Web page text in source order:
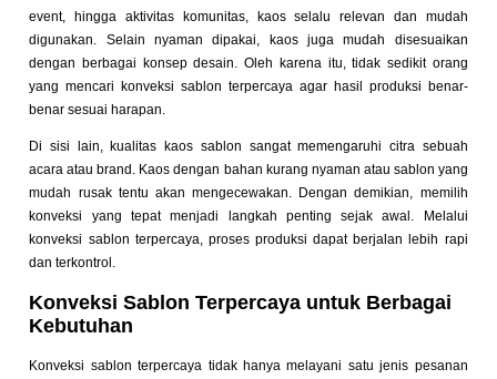
event, hingga aktivitas komunitas, kaos selalu relevan dan mudah
digunakan. Selain nyaman dipakai, kaos juga mudah disesuaikan
dengan berbagai konsep desain. Oleh karena itu, tidak sedikit orang
yang mencari konveksi sablon terpercaya agar hasil produksi benar-
benar sesuai harapan.
Di sisi lain, kualitas kaos sablon sangat memengaruhi citra sebuah
acara atau brand. Kaos dengan bahan kurang nyaman atau sablon yang
mudah rusak tentu akan mengecewakan. Dengan demikian, memilih
konveksi yang tepat menjadi langkah penting sejak awal. Melalui
konveksi sablon terpercaya, proses produksi dapat berjalan lebih rapi
dan terkontrol.
Konveksi Sablon Terpercaya untuk Berbagai
Kebutuhan
Konveksi sablon terpercaya tidak hanya melayani satu jenis pesanan